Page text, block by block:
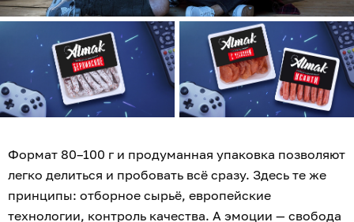
Формат 80–100 г и продуманная упаковка позволяют
легко делиться и пробовать всё сразу. Здесь те же
принципы: отборное сырьё, европейские
технологии, контроль качества. А эмоции — свобода